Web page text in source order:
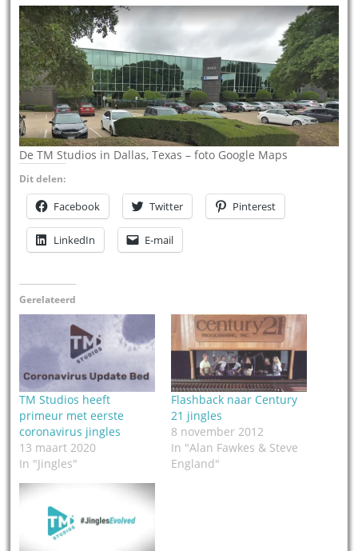
De TM Studios in Dallas, Texas – foto Google Maps
Dit delen:
Facebook Twitter Pinterest
LinkedIn E-mail
Gerelateerd
TM Studios heeft
primeur met eerste
coronavirus jingles
13 maart 2020
In "Jingles"
Flashback naar Century
21 jingles
8 november 2012
In "Alan Fawkes & Steve
England"